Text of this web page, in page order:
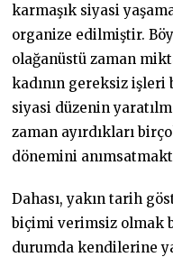
karmaşık siyasi
organize edilmiştir.
olağanüstü zaman
kadının gereksiz işleri
siyasi düzenin
zaman ayırdıkları
dönemini
Dahası, yakın tarih
biçimi verimsiz olmak
durumda kendilerine